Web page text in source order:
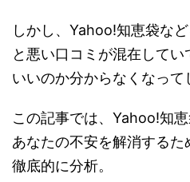
しかし、Yahoo!知恵袋な
と悪い口コミが混在して
いいのか分からなくなって
この記事では、Yahoo!知
あなたの不安を解消する
徹底的に分析。